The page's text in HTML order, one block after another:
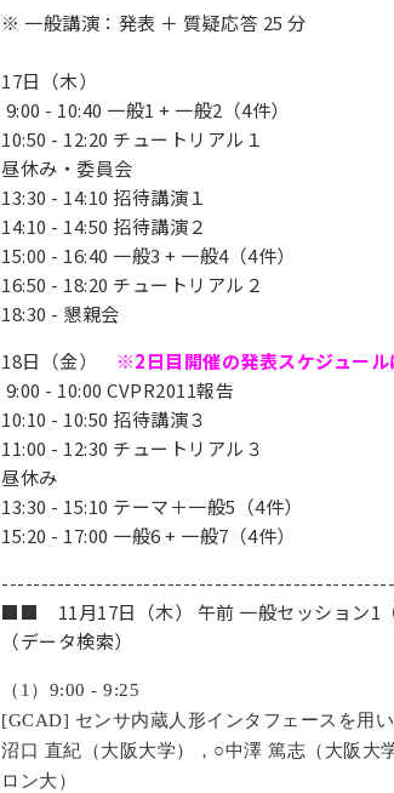
※ 一般講演：発表 ＋ 質疑応答 25 分
17日（木）
9:00 - 10:40 一般1 + 一般2（4件）
10:50 - 12:20 チュートリアル１
昼休み・委員会
13:30 - 14:10 招待講演１
14:10 - 14:50 招待講演２
15:00 - 16:40 一般3 + 一般4（4件）
16:50 - 18:20 チュートリアル２
18:30 - 懇親会
18日（金）
※2日目開催の発表スケジュー
9:00 - 10:00 CVPR2011報告
10:10 - 10:50 招待講演３
11:00 - 12:30 チュートリアル３
昼休み
13:30 - 15:10 テーマ＋一般5（4件）
15:20 - 17:00 一般6 + 一般7（4件）
■■ 11月17日（木） 午前 一般セッション1（
（データ検索）
（ 1 ）
9:00 - 9:25
[GCAD] センサ内蔵人形インタフェースを用
沼口 直紀（大阪大学），○中澤 篤志（大阪大
ロン大）